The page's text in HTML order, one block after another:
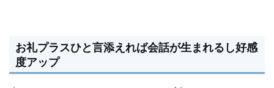
お礼プラスひと言添えれば会話が生まれるし好感
度アップ